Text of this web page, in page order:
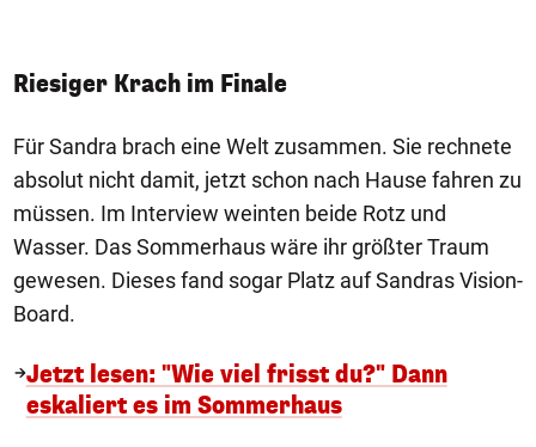
Riesiger Krach im Finale
Für Sandra brach eine Welt zusammen. Sie rechnete
absolut nicht damit, jetzt schon nach Hause fahren zu
müssen. Im Interview weinten beide Rotz und
Wasser. Das Sommerhaus wäre ihr größter Traum
gewesen. Dieses fand sogar Platz auf Sandras Vision-
Board.
Jetzt lesen: "Wie viel frisst du?" Dann
eskaliert es im Sommerhaus